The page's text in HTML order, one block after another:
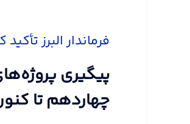
فرماندار البرز تأکید
پیگیری
چهاردهم تا